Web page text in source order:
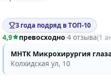
3 года подряд в ТОП-10
4,9 превосходно·4 отзыва(1
МНТК Микрохирургия
Колхидская ул, 10